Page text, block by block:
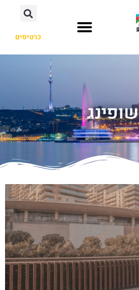
כרטיסים
שופינג